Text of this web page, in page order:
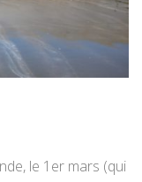
le 1er mars (qui